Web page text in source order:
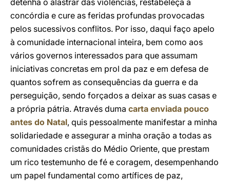
detenha o alastrar das violências, restabeleça a
concórdia e cure as feridas profundas provocadas
pelos sucessivos conflitos. Por isso, daqui faço apelo
à comunidade internacional inteira, bem como aos
vários governos interessados para que assumam
iniciativas concretas em prol da paz e em defesa de
quantos sofrem as consequências da guerra e da
perseguição, sendo forçados a deixar as suas casas e
a própria pátria. Através duma carta enviada pouco
antes do Natal, quis pessoalmente manifestar a minha
solidariedade e assegurar a minha oração a todas as
comunidades cristãs do Médio Oriente, que prestam
um rico testemunho de fé e coragem, desempenhando
um papel fundamental como artífices de paz,